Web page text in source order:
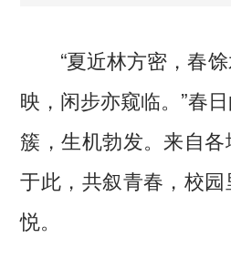
“夏近林方密，春馀
映，闲步亦窥临。”春
簇，生机勃发。来自
于此，共叙青春，校
悦。